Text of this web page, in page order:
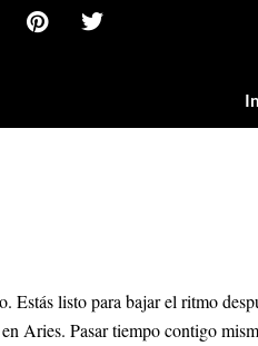
P
i
r
T
w
e
Estás listo para bajar el ritmo
Aries. Pasar tiempo contigo